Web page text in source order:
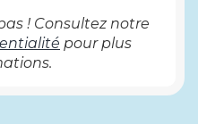
! Consultez notre
pour plus